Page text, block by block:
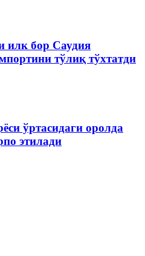
илк бор Саудия
тўлиқ тўхтатди
ўртасидаги оролда
этилади